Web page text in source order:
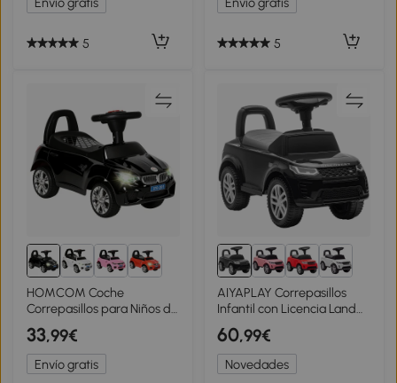
Mango de Empuje y
86,5x40x89,5 cm Blanco y
5
Extraíble y Barandilla
cm Negro 5
HOMCOM Coche
Correpasillos para Niños de
18-36 Meses con Faros
Música Bocina Volante
Espacio de Almacenaje y
Asa Negro
33,99€
Envío gratis
AIYAPLAY Correpasillos
Infantil con Licencia Land
Rover Vehículo para
Empujar Claxon Sonidos
de Motor Almacenamiento
Bajo el Asiento Negro
60,99€
Novedades